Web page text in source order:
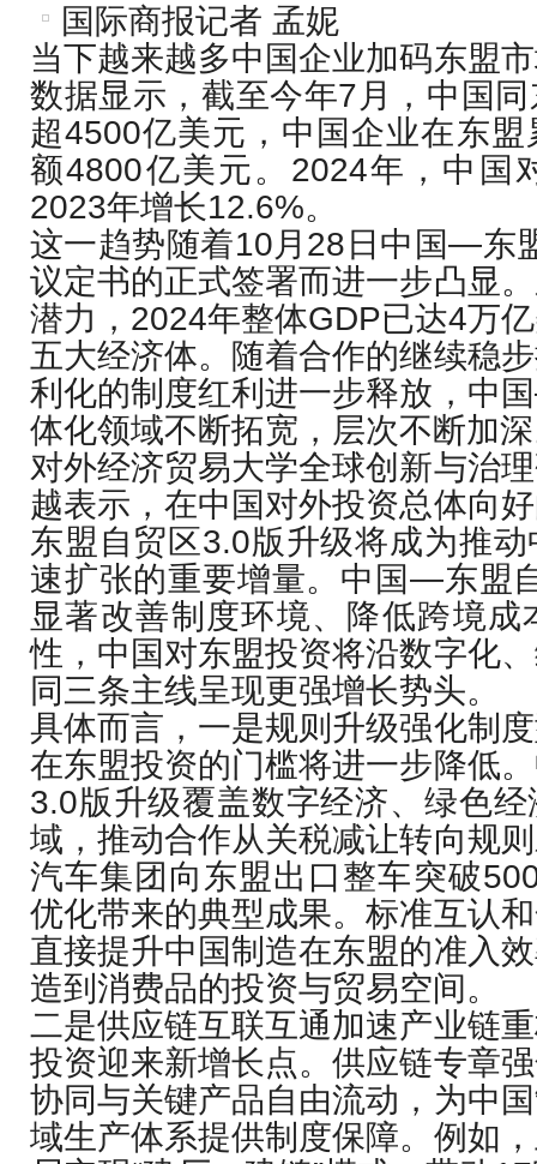
国际商报记者 孟妮
当下越来越多中国企业加码东盟
数据显示，截至今年7月，中国
超4500亿美元，中国企业在东
额4800亿美元。2024年，中国
2023年增长12.6%。
这一趋势随着10月28日中国—东
议定书的正式签署而进一步凸显
潜力，2024年整体GDP已达4万
五大经济体。随着合作的继续稳
利化的制度红利进一步释放，中
体化领域不断拓宽，层次不断加
对外经济贸易大学全球创新与治
越表示，在中国对外投资总体向
东盟自贸区3.0版升级将成为推
速扩张的重要增量。中国—东盟
显著改善制度环境、降低跨境成
性，中国对东盟投资将沿数字化
同三条主线呈现更强增长势头。
具体而言，一是规则升级强化制
在东盟投资的门槛将进一步降低
3.0版升级覆盖数字经济、绿色
域，推动合作从关税减让转向规
汽车集团向东盟出口整车突破
优化带来的典型成果。标准互认
直接提升中国制造在东盟的准入
造到消费品的投资与贸易空间。
二是供应链互联互通加速产业链
投资迎来新增长点。供应链专章
协同与关键产品自由流动，为中
域生产体系提供制度保障。例如